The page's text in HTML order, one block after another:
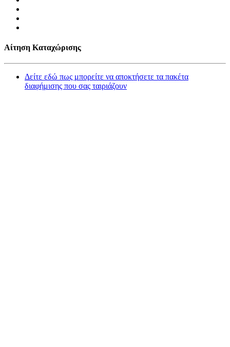
Αίτηση Καταχώρισης
Δείτε εδώ πως μπορείτε να αποκτήσετε τα πακέτα
διαφήμισης που σας ταιριάζουν